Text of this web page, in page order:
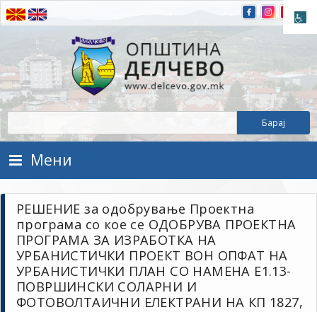
Прескокнете на содржината
Општина Делчево
Општина Делчево
Мени
РЕШЕНИЕ за одобрување Проектна
програма со кое се ОДОБРУВА ПРОЕКТНА
ПРОГРАМА ЗА ИЗРАБОТКА НА
УРБАНИСТИЧКИ ПРОЕКТ ВОН ОПФАТ НА
УРБАНИСТИЧКИ ПЛАН СО НАМЕНА Е1.13-
ПОВРШИНСКИ СОЛАРНИ И
ФОТОВОЛТАИЧНИ ЕЛЕКТРАНИ НА КП 1827,